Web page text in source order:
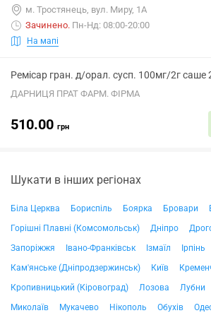
м. Тростянець, вул. Миру, 1А
Зачинено. Пн-Нд: 08:00-20:00
На мапі
Ремісар гран. д/орал. сусп. 100мг/2г саше
ДАРНИЦЯ ПРАТ ФАРМ. ФІРМА
510.00 грн
Шукати в інших регіонах
Біла Церква Бориспіль Боярка Бровари
Горішні Плавні (Комсомольськ)
Дніпро
Запоріжжя
Івано-Франківськ Ізмаїл
Ірпінь
Кам'янське (Дніпродзержинськ)
Київ
Кропивницький (Кіровоград)
Лозова Лубни
Миколаїв
Мукачево Нікополь Обухів